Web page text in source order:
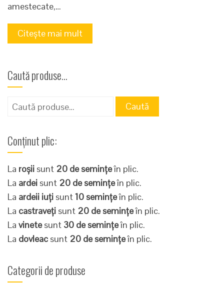
amestecate,…
Citește mai mult
Caută produse…
Caută
Caută
Conținut plic:
La roșii sunt 20 de semințeîn plic.
La ardei sunt 20 de semințeîn plic.
La ardeii iuți sunt10 semințeîn plic.
La castraveți sunt 20 de semințeîn plic.
La vinetesunt 30 de semințeîn plic.
La dovleac sunt 20 de semințeîn plic.
Categorii de produse